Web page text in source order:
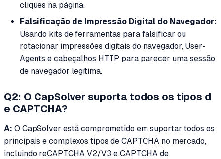
cliques na página.
Falsificação de Impressão Digital do Navegador:
Usando kits de ferramentas para falsificar ou
rotacionar impressões digitais do navegador, User-
Agents e cabeçalhos HTTP para parecer uma sessão
de navegador legítima.
Q2: O CapSolver suporta todos os tipos d
e CAPTCHA?
A: O CapSolver está comprometido em suportar todos os
principais e complexos tipos de CAPTCHA no mercado,
incluindo reCAPTCHA V2/V3 e CAPTCHA de